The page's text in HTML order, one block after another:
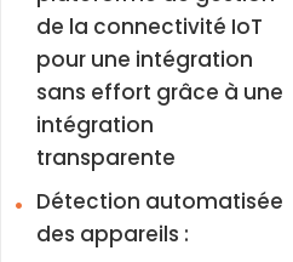
de la connectivité IoT
pour une intégration
sans effort grâce à une
intégration
transparente
Détection automatisée
des appareils :